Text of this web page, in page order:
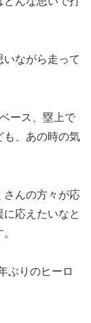
いながら走って
ース、塁上で
も、あの時の気
さんの方々が応
応えたいなと
ぶりのヒーロ